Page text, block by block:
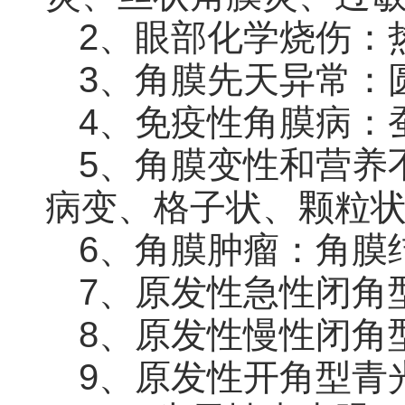
2、眼部化学烧伤：
3、角膜先天异常：
4、免疫性角膜病：
5、角膜变性和营养
病变、格子状、颗粒
6、角膜肿瘤：角膜
7、原发性急性闭角
8、原发性慢性闭角
9、原发性开角型青